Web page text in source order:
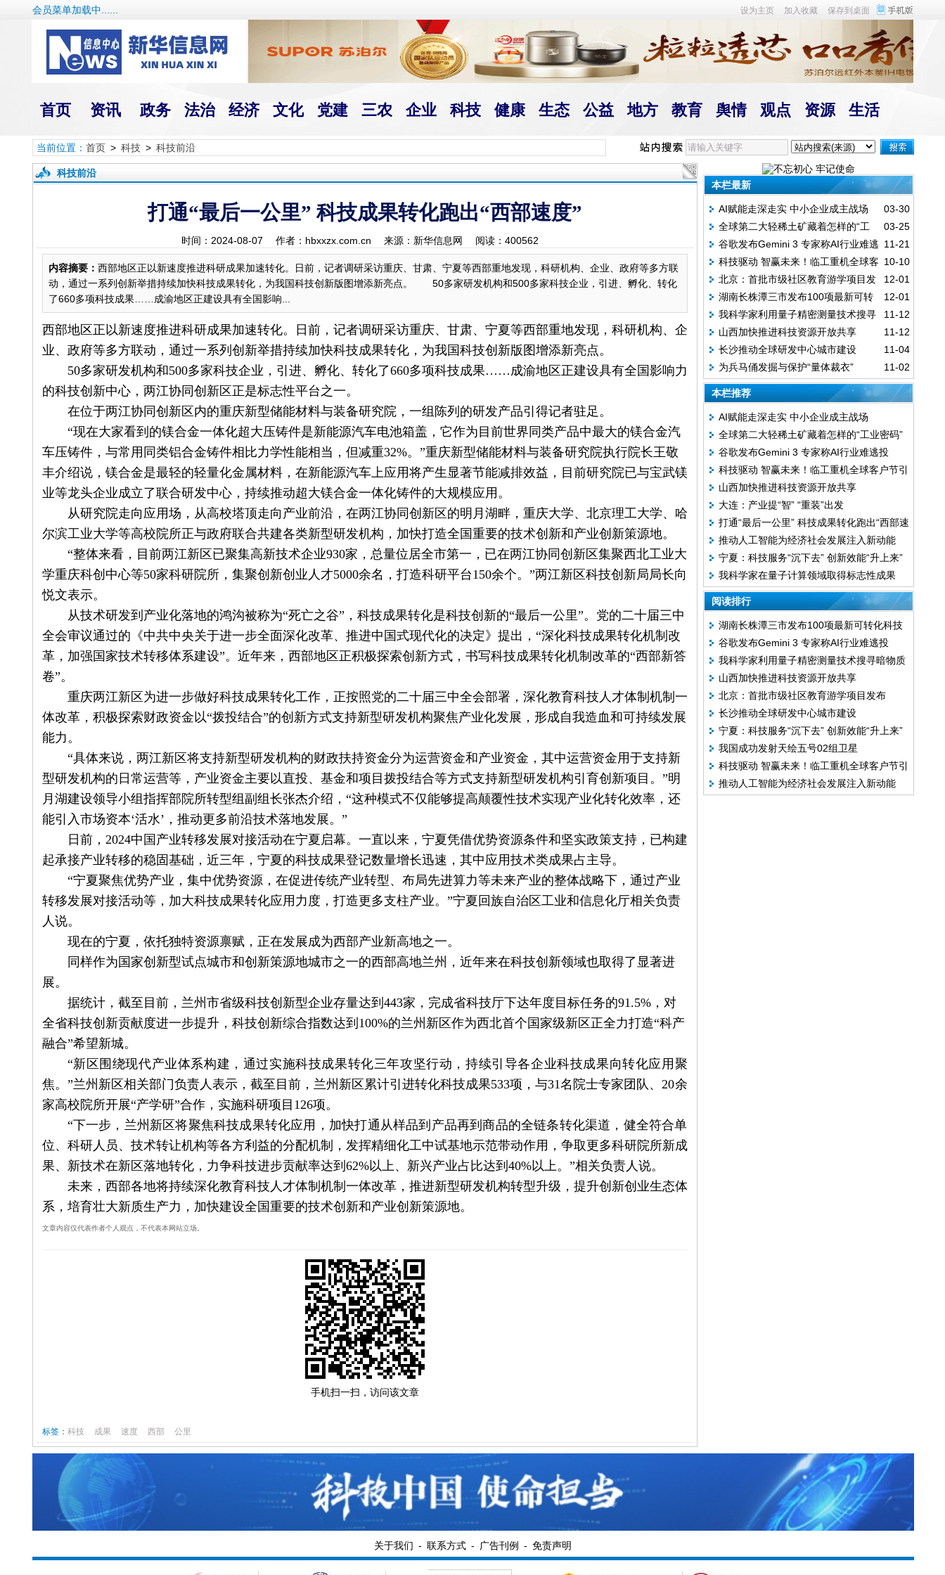
会员菜单加载中...... 设为主页 加入收藏 保存到桌面
首页 资讯 政务 法治 经济 文化 党建 三农 企业 科技 健康 生态 公益 地方 教育 舆情 观点 资源 生活
当前位置： 首页> 科技> 科技前沿
科技前沿
打通“最后一公里” 科技成果转化跑出“西部速度”
时间：2024-08-07 作者：hbxxzx.com.cn 来源：新华信息网 阅读： 400562
内容摘要： 西部地区正以新速度推进科研成果加速转化。日前，记者调研采访重庆、甘肃、宁夏等西部重地发现，科研机构、企业、政府等多方联
动，通过一系列创新举措持续加快科技成果转化，为我国科技创新版图增添新亮点。 50多家研发机构和500多家科技企业，引进、孵化、转化
了660多项科技成果……成渝地区正建设具有全国影响...
西部地区正以新速度推进科研成果加速转化。日前，记者调研采访重庆、甘肃、宁夏等西部重地发现，科研机构、企
业、政府等多方联动，通过一系列创新举措持续加快科技成果转化，为我国科技创新版图增添新亮点。
50多家研发机构和500多家科技企业，引进、孵化、转化了660多项科技成果……成渝地区正建设具有全国影响力
的科技创新中心，两江协同创新区正是标志性平台之一。
在位于两江协同创新区内的重庆新型储能材料与装备研究院，一组陈列的研发产品引得记者驻足。
“现在大家看到的镁合金一体化超大压铸件是新能源汽车电池箱盖，它作为目前世界同类产品中最大的镁合金汽
车压铸件，与常用同类铝合金铸件相比力学性能相当，但减重32%。”重庆新型储能材料与装备研究院执行院长王敬
丰介绍说，镁合金是最轻的轻量化金属材料，在新能源汽车上应用将产生显著节能减排效益，目前研究院已与宝武镁
业等龙头企业成立了联合研发中心，持续推动超大镁合金一体化铸件的大规模应用。
从研究院走向应用场，从高校塔顶走向产业前沿，在两江协同创新区的明月湖畔，重庆大学、北京理工大学、哈
尔滨工业大学等高校院所正与政府联合共建各类新型研发机构，加快打造全国重要的技术创新和产业创新策源地。
“整体来看，目前两江新区已聚集高新技术企业930家，总量位居全市第一，已在两江协同创新区集聚西北工业大
学重庆科创中心等50家科研院所，集聚创新创业人才5000余名，打造科研平台150余个。”两江新区科技创新局局长向
悦文表示。
从技术研发到产业化落地的鸿沟被称为“死亡之谷”，科技成果转化是科技创新的“最后一公里”。党的二十届三中
全会审议通过的《中共中央关于进一步全面深化改革、推进中国式现代化的决定》提出，“深化科技成果转化机制改
革，加强国家技术转移体系建设”。近年来，西部地区正积极探索创新方式，书写科技成果转化机制改革的“西部新答
卷”。
重庆两江新区为进一步做好科技成果转化工作，正按照党的二十届三中全会部署，深化教育科技人才体制机制一
体改革，积极探索财政资金以“拨投结合”的创新方式支持新型研发机构聚焦产业化发展，形成自我造血和可持续发展
能力。
“具体来说，两江新区将支持新型研发机构的财政扶持资金分为运营资金和产业资金，其中运营资金用于支持新
型研发机构的日常运营等，产业资金主要以直投、基金和项目拨投结合等方式支持新型研发机构引育创新项目。”明
月湖建设领导小组指挥部院所转型组副组长张杰介绍，“这种模式不仅能够提高颠覆性技术实现产业化转化效率，还
能引入市场资本‘活水’，推动更多前沿技术落地发展。”
日前，2024中国产业转移发展对接活动在宁夏启幕。一直以来，宁夏凭借优势资源条件和坚实政策支持，已构建
起承接产业转移的稳固基础，近三年，宁夏的科技成果登记数量增长迅速，其中应用技术类成果占主导。
“宁夏聚焦优势产业，集中优势资源，在促进传统产业转型、布局先进算力等未来产业的整体战略下，通过产业
转移发展对接活动等，加大科技成果转化应用力度，打造更多支柱产业。”宁夏回族自治区工业和信息化厅相关负责
人说。
现在的宁夏，依托独特资源禀赋，正在发展成为西部产业新高地之一。
同样作为国家创新型试点城市和创新策源地城市之一的西部高地兰州，近年来在科技创新领域也取得了显著进
展。
据统计，截至目前，兰州市省级科技创新型企业存量达到443家，完成省科技厅下达年度目标任务的91.5%，对
全省科技创新贡献度进一步提升，科技创新综合指数达到100%的兰州新区作为西北首个国家级新区正全力打造“科产
融合”希望新城。
“新区围绕现代产业体系构建，通过实施科技成果转化三年攻坚行动，持续引导各企业科技成果向转化应用聚
焦。”兰州新区相关部门负责人表示，截至目前，兰州新区累计引进转化科技成果533项，与31名院士专家团队、20余
家高校院所开展“产学研”合作，实施科研项目126项。
“下一步，兰州新区将聚焦科技成果转化应用，加快打通从样品到产品再到商品的全链条转化渠道，健全符合单
位、科研人员、技术转让机构等各方利益的分配机制，发挥精细化工中试基地示范带动作用，争取更多科研院所新成
果、新技术在新区落地转化，力争科技进步贡献率达到62%以上、新兴产业占比达到40%以上。”相关负责人说。
未来，西部各地将持续深化教育科技人才体制机制一体改革，推进新型研发机构转型升级，提升创新创业生态体
系，培育壮大新质生产力，加快建设全国重要的技术创新和产业创新策源地。
文章内容仅代表作者个人观点，不代表本网站立场。
手机扫一扫，访问该文章
标签： 科技 成果 速度 西部 公里
本栏最新
03-30
AI赋能走深走实 中小企业成主战场
03-25
全球第二大轻稀土矿藏着怎样的“工
业密码”
11-21
谷歌发布Gemini 3 专家称AI行业难逃
投资“过热”问题
10-10
科技驱动 智赢未来！临工重机全球客
户节引领中国智造冲刺新高度
12-01
北京：首批市级社区教育游学项目发
布
12-01
湖南长株潭三市发布100项最新可转
化科技成果
11-12
我科学家利用量子精密测量技术搜寻
暗物质
11-12
山西加快推进科技资源开放共享
11-04
长沙推动全球研发中心城市建设
11-02
为兵马俑发掘与保护“量体裁衣”
本栏推荐
AI赋能走深走实 中小企业成主战场
全球第二大轻稀土矿藏着怎样的“工业密码”
谷歌发布Gemini 3 专家称AI行业难逃投
资“过热”问题
科技驱动 智赢未来！临工重机全球客户节引
领中国智造冲刺新高度
山西加快推进科技资源开放共享
大连：产业提“智” “重装”出发
打通“最后一公里” 科技成果转化跑出“西部速
度”
推动人工智能为经济社会发展注入新动能
宁夏：科技服务“沉下去” 创新效能“升上来”
我科学家在量子计算领域取得标志性成果
阅读排行
湖南长株潭三市发布100项最新可转化科技
成果
谷歌发布Gemini 3 专家称AI行业难逃投
资“过热”问题
我科学家利用量子精密测量技术搜寻暗物质
山西加快推进科技资源开放共享
北京：首批市级社区教育游学项目发布
长沙推动全球研发中心城市建设
宁夏：科技服务“沉下去” 创新效能“升上来”
我国成功发射天绘五号02组卫星
科技驱动 智赢未来！临工重机全球客户节引
领中国智造冲刺新高度
推动人工智能为经济社会发展注入新动能
关于我们 - 联系方式 - 广告刊例 - 免责声明